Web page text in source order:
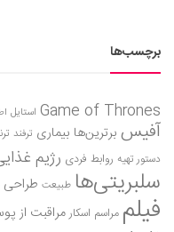
برچسب‌ها
Game of Thrones استایل
آفیس برترین‌ها بیماری ترفند
دستور تهیه روابط فردی رژیم
سلبریتی‌ها طبیعت طراحی
فیلم مراسم اسکارمراقبت از